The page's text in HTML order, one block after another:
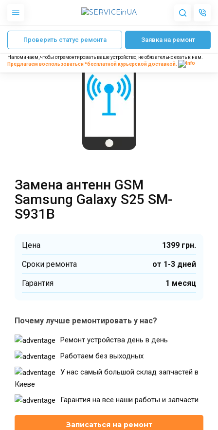
Apple
Гаджеты
Акустика
Партнерам
Интернет-магазин
Запчасти для смартфонов
Театральная
г. Киев, ул. Крещатик 44-А г. Киев, ул. Анны Ахматовой, 30
г. Киев, ТЦ LAKE PLAZA, ул. Героев
г. Киев, ул. Казимира Малевича, 87
г. Киев, Комфорт Таун, ул.
Проверить статус ремонта Заявка на ремонт
Напоминаем, чтобы отремонтировать ваше устройство, не обязательно ехать к нам.
Предлагаем воспользоваться *бесплатнойкурьерской доставкой.
Главная Ремонт телефонов Samsung Ремонт Samsung Galaxy S25
Замена антенн GSM
Samsung Galaxy S25 SM-
S931B
Цена 1399 грн.
Cроки ремонта от 1-3 дней
Гарантия 1 месяц
Почему лучше ремонтировать у нас?
Ремонт устройства день в день
Работаем без выходных
У нас самый большой склад запчастей в
Киеве
Гарантия на все наши работы и запчасти
Записаться на ремонт